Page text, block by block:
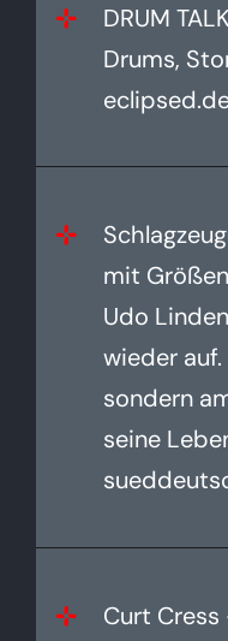
DRUM
Drums,
mit
Udo
wieder
sondern
seine
Curt